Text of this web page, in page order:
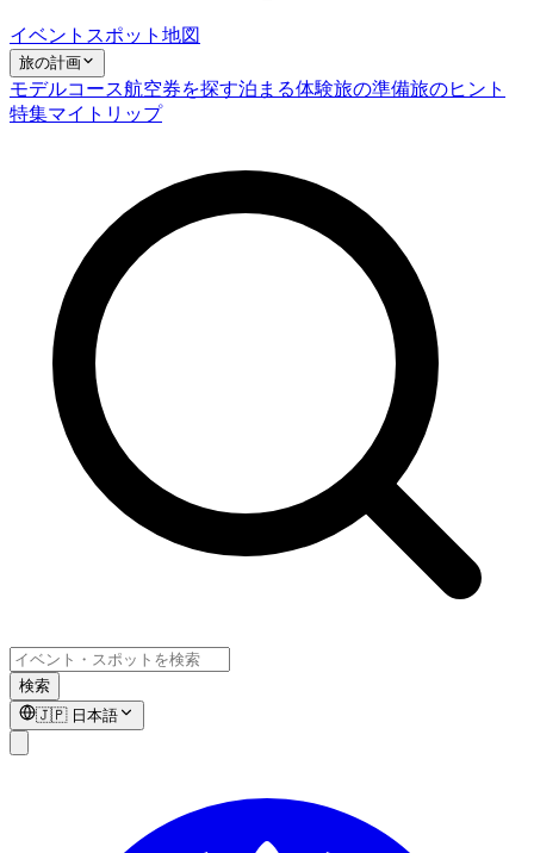
イベント スポット 地図
旅の計画
モデルコース航空券を探す泊まる体験旅の準備旅のヒント
特集マイトリップ
検索
🇯🇵 日本語